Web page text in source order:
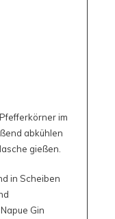
im
abkühlen
gießen.
in Scheiben
Gin